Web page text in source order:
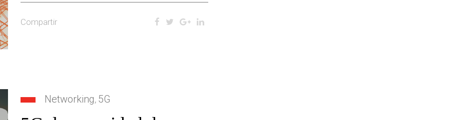
Compartir
Networking, 5G